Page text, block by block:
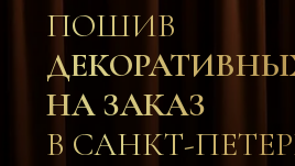
ПОШИВ
НА ЗАКАЗ
В САНКТ-